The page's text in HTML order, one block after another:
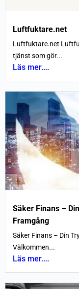
Luftfuktare.net
Luftfuktare.net
tjänst som gör...
Läs mer....
Säker Finans –
Framgång
Säker Finans – Din
Välkommen...
Läs mer....